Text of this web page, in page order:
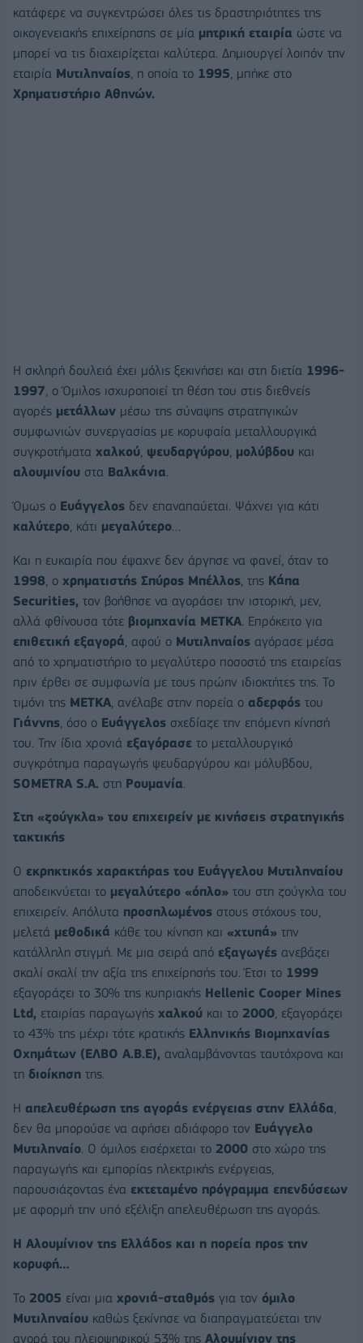
κατάφερε να συγκεντρώσει όλες τις δραστηριότητες της
οικογενειακής επιχείρησης σε μία μητρική εταιρία ώστε να
μπορεί να τις διαχειρίζεται καλύτερα. Δημιουργεί λοιπόν την
εταιρία Μυτιληναίος, η οποία το 1995, μπήκε στο
Χρηματιστήριο Αθηνών.
Η σκληρή δουλειά έχει μόλις ξεκινήσει και στη διετία 1996-
1997, ο Όµιλος ισχυροποιεί τη θέση του στις διεθνείς
αγορές μετάλλων µέσω της σύναψης στρατηγικών
συµφωνιών συνεργασίας µε κορυφαία μεταλλουργικά
συγκροτήµατα χαλκού, ψευδαργύρου, μολύβδου και
αλουµινίου στα Βαλκάνια.
Όμως ο Ευάγγελος δεν επαναπαύεται. Ψάχνει για κάτι
καλύτερο , κάτι μεγαλύτερο…
Και η ευκαιρία που έψαχνε δεν άργησε να φανεί, όταν το
1998 , ο χρηματιστής Σπύρος Μπέλλος , της Κάπα
Securities, τον βοήθησε να αγοράσει την ιστορική, μεν,
αλλά φθίνουσα τότε βιομηχανία ΜΕΤΚΑ. Επρόκειτο για
επιθετική εξαγορά , αφού ο Μυτιληναίος αγόρασε μέσα
από το χρηματιστήριο το μεγαλύτερο ποσοστό της εταιρείας
πριν έρθει σε συμφωνία με τους πρώην ιδιοκτήτες της. Το
τιμόνι της ΜΕΤΚΑ , ανέλαβε στην πορεία ο αδερφός του
Γιάννης , όσο ο Ευάγγελος σχεδίαζε την επόμενη κίνησή
του. Την ίδια χρονιά εξαγόρασε το μεταλλουργικό
συγκρότημα παραγωγής ψευδαργύρου και μόλυβδου,
SOMETRA S.A. στη Ρουμανία.
Στη «ζούγκλα» του επιχειρείν με κινήσεις στρατηγικής
τακτικής
Ο εκρηκτικός χαρακτήρας του Ευάγγελου Μυτιληναίου
αποδεικνύεται το μεγαλύτερο «όπλο» του στη ζούγκλα του
επιχειρείν. Απόλυτα προσηλωμένος στους στόχους του,
μελετά μεθοδικά κάθε του κίνηση και «χτυπά» την
κατάλληλη στιγμή. Με μια σειρά από εξαγωγές ανεβάζει
σκαλί σκαλί την αξία της επιχείρησής του. Έτσι το 1999
εξαγοράζει το 30% της κυπριακής Hellenic Cooper Mines
Ltd, εταιρίας παραγωγής χαλκού και το 2000, εξαγοράζει
το 43% της μέχρι τότε κρατικής Ελληνικής Βιοµηχανίας
Οχηµάτων (ΕΛΒΟ Α.Β.Ε), αναλαµβάνοντας ταυτόχρονα και
τη διοίκηση της.
Η απελευθέρωση της αγοράς ενέργειας στην Ελλάδα,
δεν θα μπορούσε να αφήσει αδιάφορο τον Ευάγγελο
Μυτιληναίο. Ο όμιλος εισέρχεται το 2000 στο χώρο της
παραγωγής και εµπορίας ηλεκτρικής ενέργειας,
παρουσιάζοντας ένα εκτεταµένο πρόγραµµα επενδύσεων
με αφορμή την υπό εξέλιξη απελευθέρωση της αγοράς.
Η Αλουμίνιον της Ελλάδος και η πορεία προς την
κορυφή…
Το 2005 είναι μια χρονιά-σταθμός για τον όμιλο
Μυτιληναίου καθώς ξεκίνησε να διαπραγματεύεται την
αγορά του πλειοψηφικού 53% της Αλουμίνιον της